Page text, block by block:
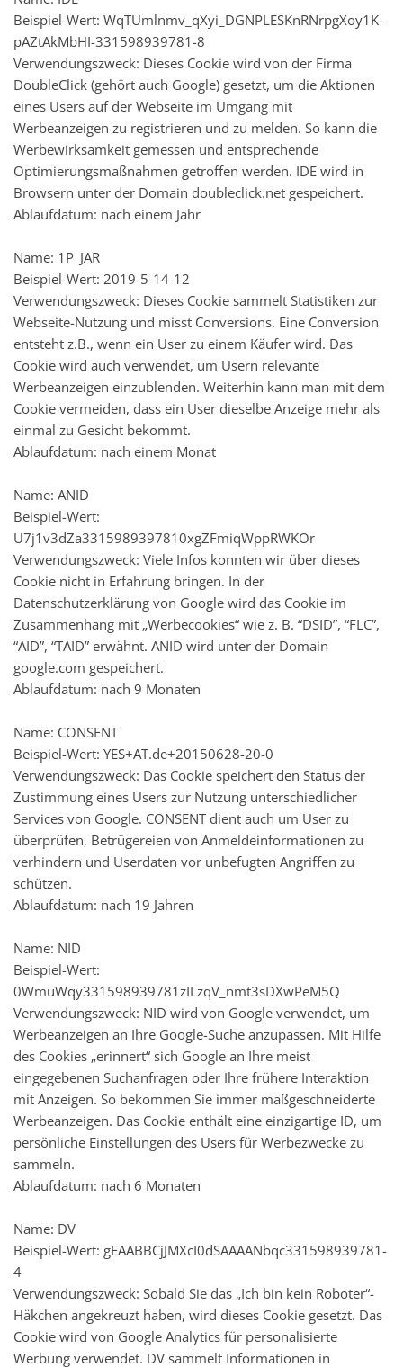
Beispiel-Wert: WqTUmlnmv_qXyi_DGNPLESKnRNrpgXoy1K-
pAZtAkMbHI-331598939781-8
Verwendungszweck: Dieses Cookie wird von der Firma
DoubleClick (gehört auch Google) gesetzt, um die Aktionen
eines Users auf der Webseite im Umgang mit
Werbeanzeigen zu registrieren und zu melden. So kann die
Werbewirksamkeit gemessen und entsprechende
Optimierungsmaßnahmen getroffen werden. IDE wird in
Browsern unter der Domain doubleclick.net gespeichert.
Ablaufdatum: nach einem Jahr
Name: 1P_JAR
Beispiel-Wert: 2019-5-14-12
Verwendungszweck: Dieses Cookie sammelt Statistiken zur
Webseite-Nutzung und misst Conversions. Eine Conversion
entsteht z.B., wenn ein User zu einem Käufer wird. Das
Cookie wird auch verwendet, um Usern relevante
Werbeanzeigen einzublenden. Weiterhin kann man mit dem
Cookie vermeiden, dass ein User dieselbe Anzeige mehr als
einmal zu Gesicht bekommt.
Ablaufdatum: nach einem Monat
Name: ANID
Beispiel-Wert:
U7j1v3dZa3315989397810xgZFmiqWppRWKOr
Verwendungszweck: Viele Infos konnten wir über dieses
Cookie nicht in Erfahrung bringen. In der
Datenschutzerklärung von Google wird das Cookie im
Zusammenhang mit „Werbecookies“ wie z. B. “DSID”, “FLC”,
“AID”, “TAID” erwähnt. ANID wird unter der Domain
google.com gespeichert.
Ablaufdatum: nach 9 Monaten
Name: CONSENT
Beispiel-Wert: YES+AT.de+20150628-20-0
Verwendungszweck: Das Cookie speichert den Status der
Zustimmung eines Users zur Nutzung unterschiedlicher
Services von Google. CONSENT dient auch um User zu
überprüfen, Betrügereien von Anmeldeinformationen zu
verhindern und Userdaten vor unbefugten Angriffen zu
schützen.
Ablaufdatum: nach 19 Jahren
Name: NID
Beispiel-Wert:
0WmuWqy331598939781zILzqV_nmt3sDXwPeM5Q
Verwendungszweck: NID wird von Google verwendet, um
Werbeanzeigen an Ihre Google-Suche anzupassen. Mit Hilfe
des Cookies „erinnert“ sich Google an Ihre meist
eingegebenen Suchanfragen oder Ihre frühere Interaktion
mit Anzeigen. So bekommen Sie immer maßgeschneiderte
Werbeanzeigen. Das Cookie enthält eine einzigartige ID, um
persönliche Einstellungen des Users für Werbezwecke zu
sammeln.
Ablaufdatum: nach 6 Monaten
Name: DV
Beispiel-Wert: gEAABBCjJMXcI0dSAAAANbqc331598939781-
4
Verwendungszweck: Sobald Sie das „Ich bin kein Roboter“-
Häkchen angekreuzt haben, wird dieses Cookie gesetzt. Das
Cookie wird von Google Analytics für personalisierte
Werbung verwendet. DV sammelt Informationen in